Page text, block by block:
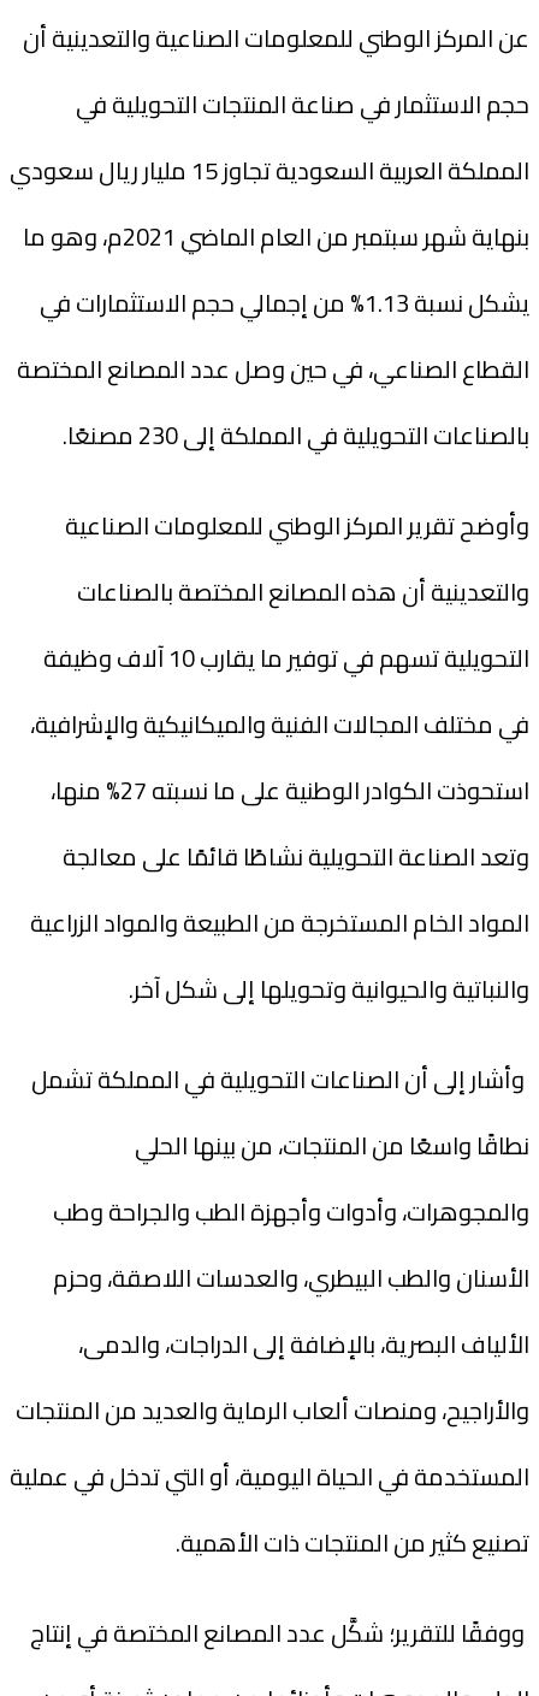
عن المركز الوطني للمعلومات الصناعية والتعدينية أن
حجم الاستثمار في صناعة المنتجات التحويلية في
المملكة العربية السعودية تجاوز 15 مليار ريال سعودي
بنهاية شهر سبتمبر من العام الماضي 2021م، وهو ما
يشكل نسبة 1.13% من إجمالي حجم الاستثمارات في
القطاع الصناعي، في حين وصل عدد المصانع المختصة
بالصناعات التحويلية في المملكة إلى 230 مصنعًا.
وأوضح تقرير المركز الوطني للمعلومات الصناعية
والتعدينية أن هذه المصانع المختصة بالصناعات
التحويلية تسهم في توفير ما يقارب 10 آلاف وظيفة
في مختلف المجالات الفنية والميكانيكية والإشرافية،
استحوذت الكوادر الوطنية على ما نسبته 27% منها،
وتعد الصناعة التحويلية نشاطًا قائمًا على معالجة
المواد الخام المستخرجة من الطبيعة والمواد الزراعية
والنباتية والحيوانية وتحويلها إلى شكل آخر.
وأشار إلى أن الصناعات التحويلية في المملكة تشمل
نطاقًا واسعًا من المنتجات، من بينها الحلي
والمجوهرات، وأدوات وأجهزة الطب والجراحة وطب
الأسنان والطب البيطري، والعدسات اللاصقة، وحزم
الألياف البصرية، بالإضافة إلى الدراجات، والدمى،
والأراجيح، ومنصات ألعاب الرماية والعديد من المنتجات
المستخدمة في الحياة اليومية، أو التي تدخل في عملية
تصنيع كثير من المنتجات ذات الأهمية.
ووفقًا للتقرير؛ شكَّل عدد المصانع المختصة في إنتاج